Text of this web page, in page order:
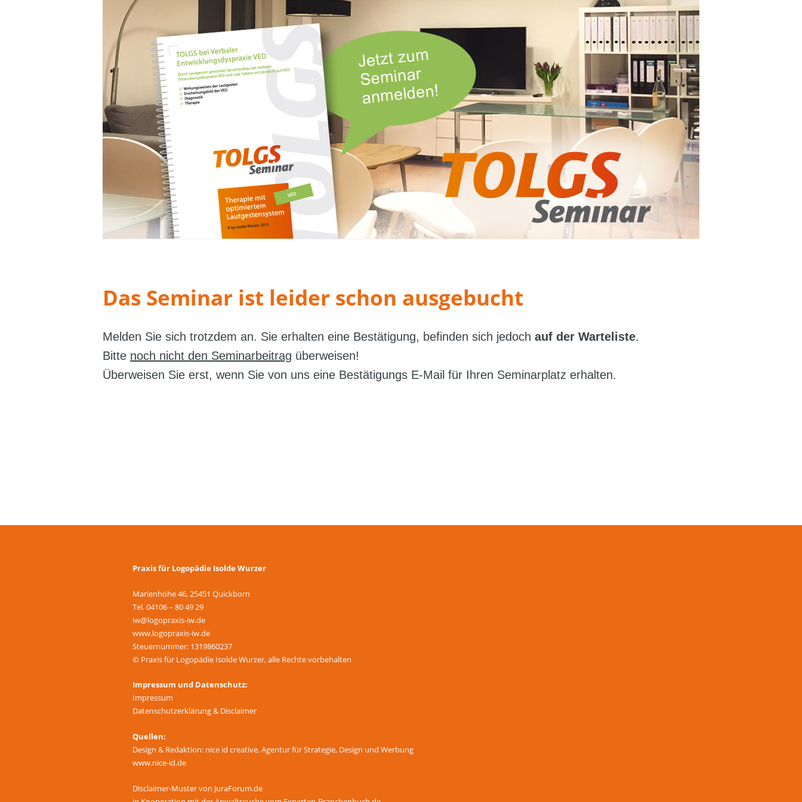
Das Seminar ist leider schon ausgebucht
Melden Sie sich trotzdem an. Sie erhalten eine Bestätigung, befinden sich jedoch auf der Warteliste.
Bitte noch nicht den Seminarbeitrag überweisen!
Überweisen Sie erst, wenn Sie von uns eine Bestätigungs E-Mail für Ihren Seminarplatz erhalten.
Praxis für Logopädie Isolde Wurzer
Marienhöhe 46, 25451 Quickborn
Tel. 04106 – 80 49 29
iw@logopraxis-iw.de
www.logopraxis-iw.de
Steuernummer: 1319860237
© Praxis für Logopädie Isolde Wurzer, alle Rechte vorbehalten
Impressum und Datenschutz:
Impressum
Datenschutzerklärung & Disclaimer
Quellen:
Design & Redaktion: nice id creative, Agentur für Strategie, Design und Werbung
www.nice-id.de
Disclaimer-Muster von JuraForum.de